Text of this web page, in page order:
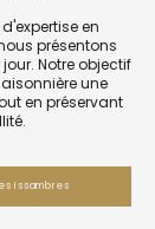
en
présentons
Notre objectif
une
en préservant
Issambres